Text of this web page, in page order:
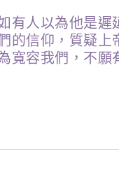
有人以為他是
的信仰，質疑
寬容我們，不